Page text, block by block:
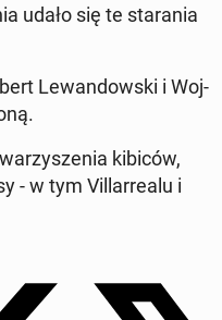
udało się te stara­nia
Lewandows­ki i Wo­j­
kibiców,
- w tym Vil­lar­realu i